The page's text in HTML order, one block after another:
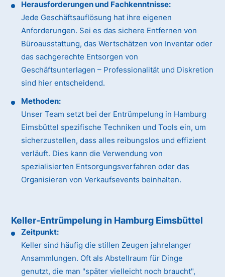
Herausforderungen und Fachkenntnisse:
Jede Geschäftsauflösung hat ihre eigenen
Anforderungen. Sei es das sichere Entfernen von
Büroausstattung, das Wertschätzen von Inventar oder
das sachgerechte Entsorgen von
Geschäftsunterlagen – Professionalität und Diskretion
sind hier entscheidend.
Methoden:
Unser Team setzt bei der Entrümpelung in Hamburg
Eimsbüttel spezifische Techniken und Tools ein, um
sicherzustellen, dass alles reibungslos und effizient
verläuft. Dies kann die Verwendung von
spezialisierten Entsorgungsverfahren oder das
Organisieren von Verkaufsevents beinhalten.
Keller-Entrümpelung in Hamburg Eimsbüttel
Zeitpunkt:
Keller sind häufig die stillen Zeugen jahrelanger
Ansammlungen. Oft als Abstellraum für Dinge
genutzt, die man "später vielleicht noch braucht",